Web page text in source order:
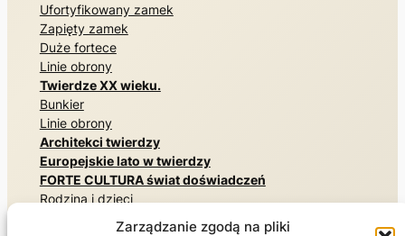
Zarządzanie zgodą na pliki
Ufortyfikowany zamek
Zapięty zamek
Duże fortece
Linie obrony
Twierdze XX wieku.
Bunkier
Linie obrony
Architekci twierdzy
Europejskie lato w twierdzy
FORTE CULTURA świat doświadczeń
Rodzina i dzieci
Pomniki i miejsca pamięci